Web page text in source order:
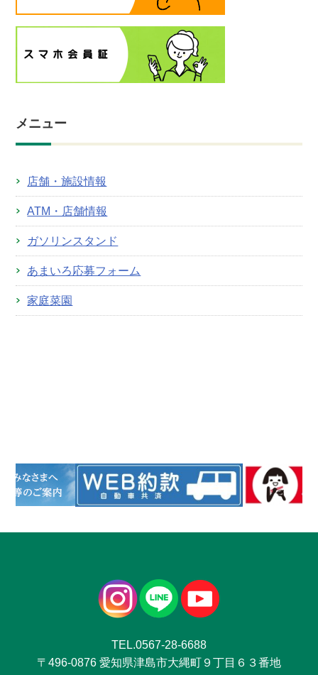
メニュー
店舗・施設情報
ATM・店舗情報
ガソリンスタンド
あまいろ応募フォーム
家庭菜園
TEL.0567-28-6688
〒496-0876 愛知県津島市大縄町９丁目６３番地